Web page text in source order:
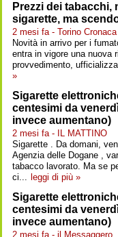
Prezzi dei
sigarette, ma
2 mesi fa - Torino Cronaca
Novità in arrivo per i
entra in vigore una nuova
provvedimento,
»
Sigarette
centesimi da
invece aumentano)
2 mesi fa - IL MATTINO
Sigarette . Da domani,
Agenzia delle Dogane ,
tabacco lavorato. Ma se
ci... leggi di più »
Sigarette
centesimi da
invece aumentano)
2 mesi fa - il Messaggero